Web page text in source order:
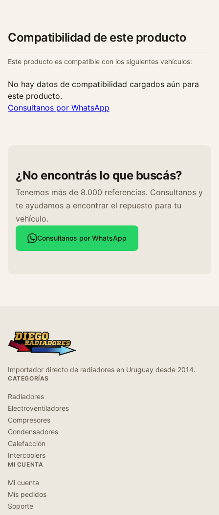
Compatibilidad de este producto
Este producto es compatible con los siguientes vehículos:
No hay datos de compatibilidad cargados aún para
este producto.
Consultanos por WhatsApp
¿No encontrás lo que buscás?
Tenemos más de 8.000 referencias. Consultanos y
te ayudamos a encontrar el repuesto para tu
vehículo.
Consultanos por WhatsApp
Importador directo de radiadores en Uruguay desde 2014.
CATEGORÍAS
Radiadores
Electroventiladores
Compresores
Condensadores
Calefacción
Intercoolers
MI CUENTA
Mi cuenta
Mis pedidos
Soporte